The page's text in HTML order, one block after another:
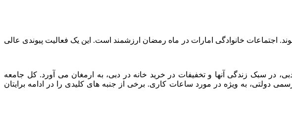
اجتماعات خانوادگی امارات در ماه رمضان ارزشمند است. این یک فعالیت پیوندی عالی
سبک زندگی آنها و تخفیفات در خرید خانه در دبی، به ارمغان می آورد. کل جامعه
به ویژه در مورد ساعات کاری. برخی از جنبه های کلیدی را در ادامه برایتان